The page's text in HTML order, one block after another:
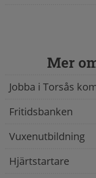
Mer
Jobba i Torsås
Fritidsbanken
Vuxenutbildning
Hjärtstartare